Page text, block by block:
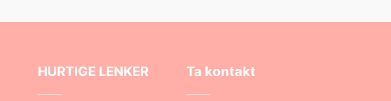
HURTIGE LENKER Ta kontakt